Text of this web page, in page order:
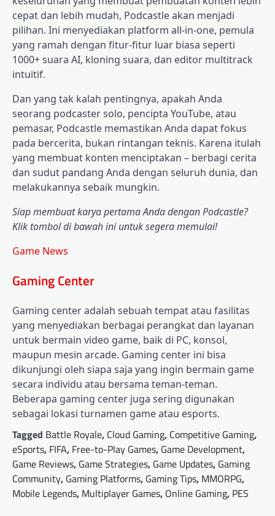
cepat dan lebih mudah, Podcastle akan menjadi
pilihan. Ini menyediakan platform all-in-one, pemula
yang ramah dengan fitur-fitur luar biasa seperti
1000+ suara AI, kloning suara, dan editor multitrack
intuitif.
Dan yang tak kalah pentingnya, apakah Anda
seorang podcaster solo, pencipta YouTube, atau
pemasar, Podcastle memastikan Anda dapat fokus
pada bercerita, bukan rintangan teknis. Karena itulah
yang membuat konten menciptakan – berbagi cerita
dan sudut pandang Anda dengan seluruh dunia, dan
melakukannya sebaik mungkin.
Siap membuat karya pertama Anda dengan Podcastle?
Klik tombol di bawah ini untuk segera memulai!
Game News
Gaming Center
Gaming center adalah sebuah tempat atau fasilitas
yang menyediakan berbagai perangkat dan layanan
untuk bermain video game, baik di PC, konsol,
maupun mesin arcade. Gaming center ini bisa
dikunjungi oleh siapa saja yang ingin bermain game
secara individu atau bersama teman-teman.
Beberapa gaming center juga sering digunakan
sebagai lokasi turnamen game atau esports.
Tagged Battle Royale, Cloud Gaming, Competitive Gaming,
eSports, FIFA, Free-to-Play Games, Game Development,
Game Reviews, Game Strategies, Game Updates, Gaming
Community, Gaming Platforms, Gaming Tips, MMORPG,
Mobile Legends, Multiplayer Games, Online Gaming, PES